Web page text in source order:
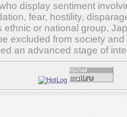
display sentiment
fear, hostility,
ethnic or national group,
excluded from society
an advanced stage of